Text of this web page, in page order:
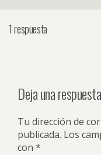
1 respuesta
Deja una respuesta
Tu dirección de
publicada. Los
con *